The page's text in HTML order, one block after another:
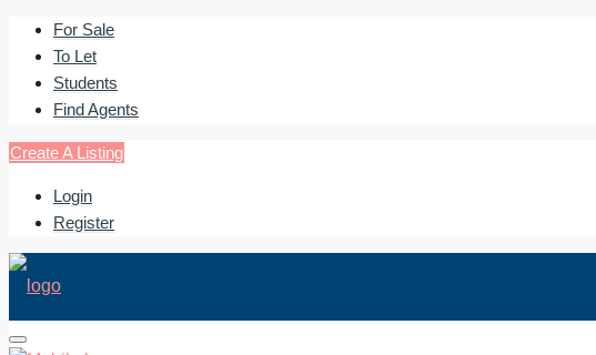
For Sale
To Let
Students
Find Agents
Create A Listing
Login
Register